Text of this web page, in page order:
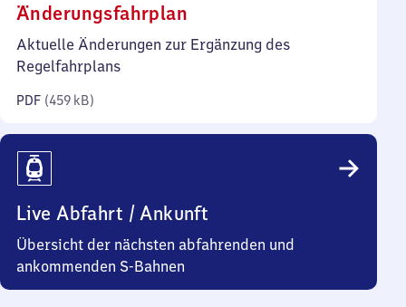
Änderungsfahrplan
459
Aktuelle Änderungen zur Ergänzung des
Regelfahrplans
PDF (459 kB)
Live Abfahrt / Ankunft
Übersicht der nächsten abfahrenden und
ankommenden S-Bahnen